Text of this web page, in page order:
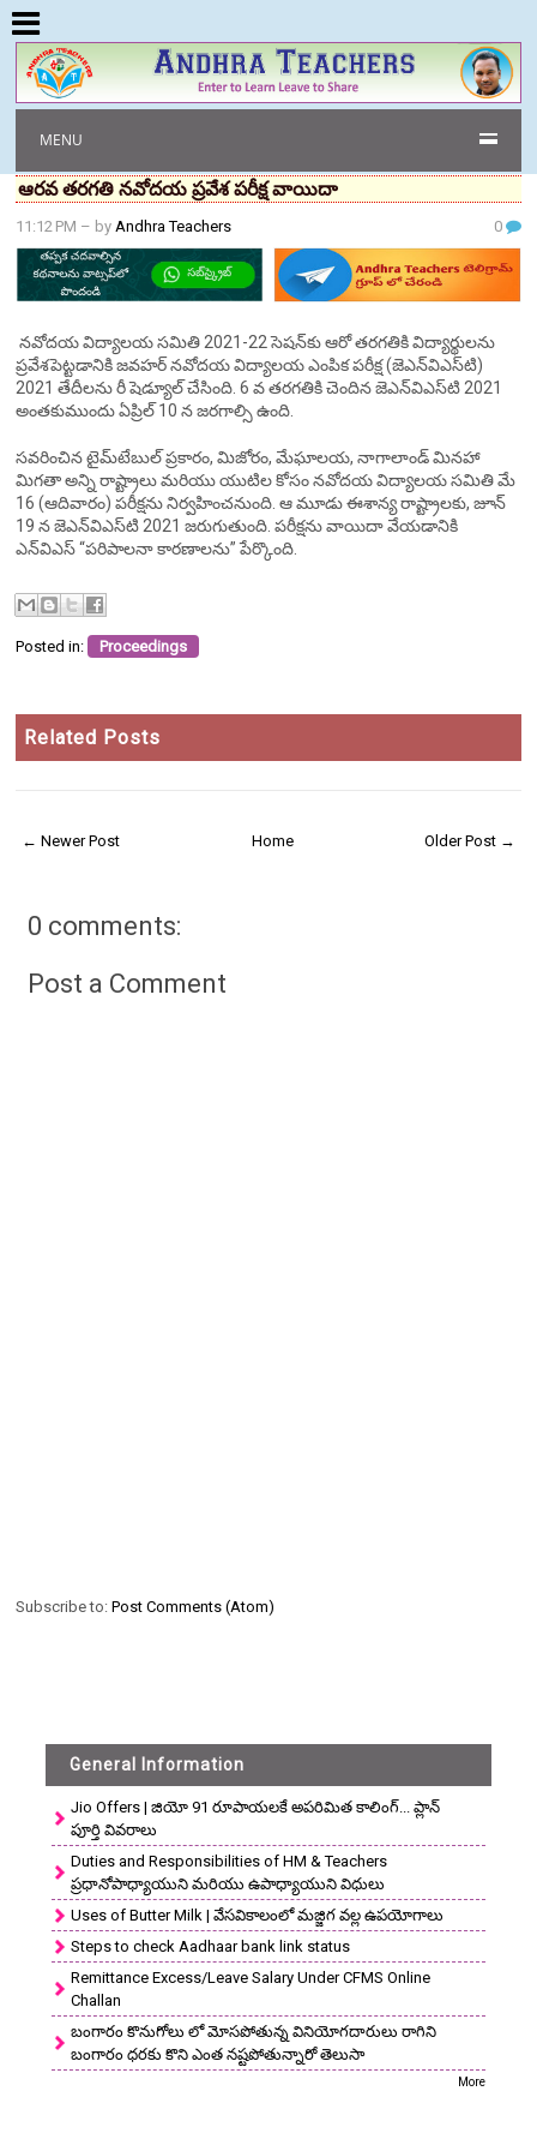
MENU
ఆరవ తరగతి నవోదయ ప్రవేశ పరీక్ష వాయిదా
11:12 PM – byAndhra Teachers 0
నవోదయ విద్యాలయ సమితి 2021-22 సెషన్‌కు ఆరో తరగతికి విద్యార్థులను
ప్రవేశపెట్టడానికి జవహర్ నవోదయ విద్యాలయ ఎంపిక పరీక్ష (జెఎన్‌విఎస్‌టి)
2021 తేదీలను రీ షెడ్యూల్ చేసింది. 6 వ తరగతికి చెందిన జెఎన్‌విఎస్‌టి 2021
అంతకుముందు ఏప్రిల్ 10 న జరగాల్సి ఉంది.
సవరించిన టైమ్‌టేబుల్ ప్రకారం, మిజోరం, మేఘాలయ, నాగాలాండ్ మినహా
మిగతా అన్ని రాష్ట్రాలు మరియు యుటిల కోసం నవోదయ విద్యాలయ సమితి మే
16 (ఆదివారం) పరీక్షను నిర్వహించనుంది. ఆ మూడు ఈశాన్య రాష్ట్రాలకు, జూన్
19 న జెఎన్‌విఎస్‌టి 2021 జరుగుతుంది. పరీక్షను వాయిదా వేయడానికి
ఎన్‌విఎస్ “పరిపాలనా కారణాలను” పేర్కొంది.
Posted in: Proceedings
Related Posts
← Newer Post Older Post →
Home
0 comments:
Post a Comment
Subscribe to:Post Comments (Atom)
General Information
Jio Offers | జియో 91 రూపాయలకే అపరిమిత కాలింగ్... ప్లాన్
పూర్తి వివరాలు
Duties and Responsibilities of HM & Teachers
ప్రధానోపాధ్యాయుని మరియు ఉపాధ్యాయుని విధులు
Uses of Butter Milk | వేసవికాలంలో మజ్జిగ వల్ల ఉపయోగాలు
Steps to check Aadhaar bank link status
Remittance Excess/Leave Salary Under CFMS Online
Challan
బంగారం కొనుగోలు లో మోసపోతున్న వినియోగదారులు రాగిని
బంగారం ధరకు కొని ఎంత నష్టపోతున్నారో తెలుసా
More